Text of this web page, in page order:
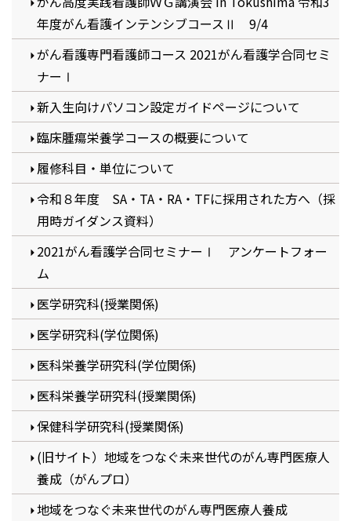
年度がん看護インテンシブコースⅡ 9/4
がん看護専門看護師コース 2021がん看護学合同セミ
ナーⅠ
新入生向けパソコン設定ガイドページについて
臨床腫瘍栄養学コースの概要について
履修科目・単位について
令和８年度 SA・TA・RA・TFに採用された方へ（採
用時ガイダンス資料）
2021がん看護学合同セミナーⅠ アンケートフォー
ム
医学研究科(授業関係)
医学研究科(学位関係)
医科栄養学研究科(学位関係)
医科栄養学研究科(授業関係)
保健科学研究科(授業関係)
(旧サイト）地域をつなぐ未来世代のがん専門医療人
養成（がんプロ）
地域をつなぐ未来世代のがん専門医療人養成